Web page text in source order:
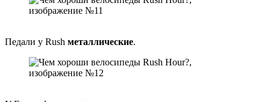
Педали у Rush металлические.